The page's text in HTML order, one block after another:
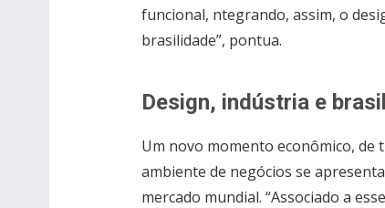
funcional, ntegrando, assim, o
brasilidade”, pontua.
Design, indústria e
Um novo momento econômico, de
ambiente de negócios se
mercado mundial. “Associado a